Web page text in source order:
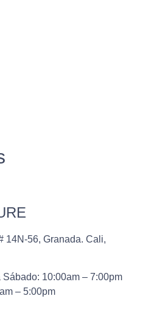
14N-56, Granada. Cali,
Sábado: 10:00am – 7:00pm
– 5:00pm